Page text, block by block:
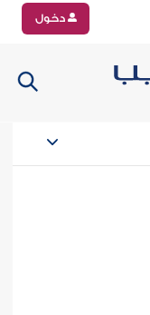
دخول